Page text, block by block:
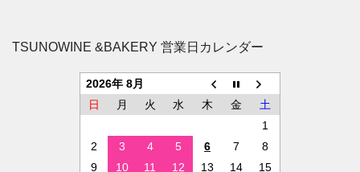
TSUNOWINE &BAKERY 営業日カレンダー
2026年 8月
日
月 火 水 木 金
土
1
2
3 4 5 6 7
8
9
10 11 12 13 14 15